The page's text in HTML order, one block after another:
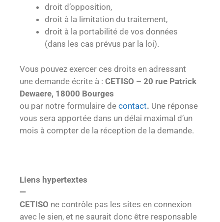
droit d’opposition,
droit à la limitation du traitement,
droit à la portabilité de vos données
(dans les cas prévus par la loi).
Vous pouvez exercer ces droits en adressant
une demande écrite à : CETISO – 20 rue Patrick
Dewaere, 18000 Bourges
ou par notre formulaire de contact. Une réponse
vous sera apportée dans un délai maximal d’un
mois à compter de la réception de la demande.
Liens hypertextes
—
CETISO ne contrôle pas les sites en connexion
avec le sien, et ne saurait donc être responsable